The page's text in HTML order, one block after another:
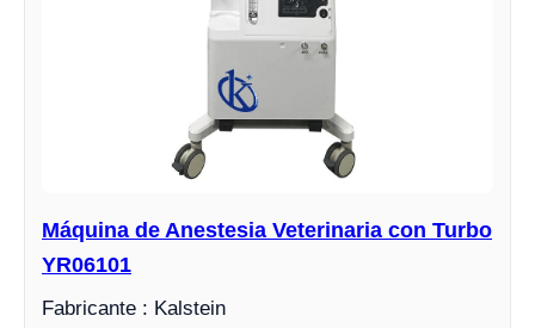
Máquina de Anestesia Veterinaria con Turbo
YR06101
Fabricante : Kalstein